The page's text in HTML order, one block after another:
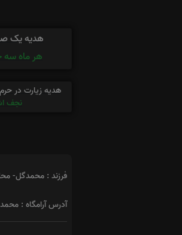
هدیه یک
هر ماه سه
هدیه زیارت در
نجف
فرزند : محمدگل-
آدرس آرامگاه : محمد